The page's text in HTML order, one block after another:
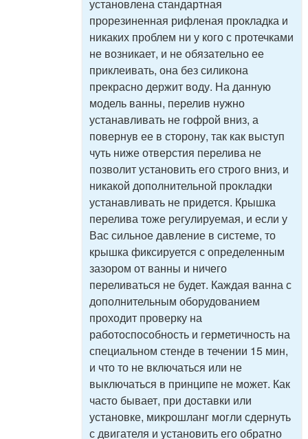
установлена стандартная
прорезиненная рифленая прокладка и
никаких проблем ни у кого с протечками
не возникает, и не обязательно ее
приклеивать, она без силикона
прекрасно держит воду. На данную
модель ванны, перелив нужно
устанавливать не гофрой вниз, а
повернув ее в сторону, так как выступ
чуть ниже отверстия перелива не
позволит установить его строго вниз, и
никакой дополнительной прокладки
устанавливать не придется. Крышка
перелива тоже регулируемая, и если у
Вас сильное давление в системе, то
крышка фиксируется с определенным
зазором от ванны и ничего
переливаться не будет. Каждая ванна с
дополнительным оборудованием
проходит проверку на
работоспособность и герметичность на
специальном стенде в течении 15 мин,
и что то не включаться или не
выключаться в принципе не может. Как
часто бывает, при доставки или
установке, микрошланг могли сдернуть
с двигателя и установить его обратно